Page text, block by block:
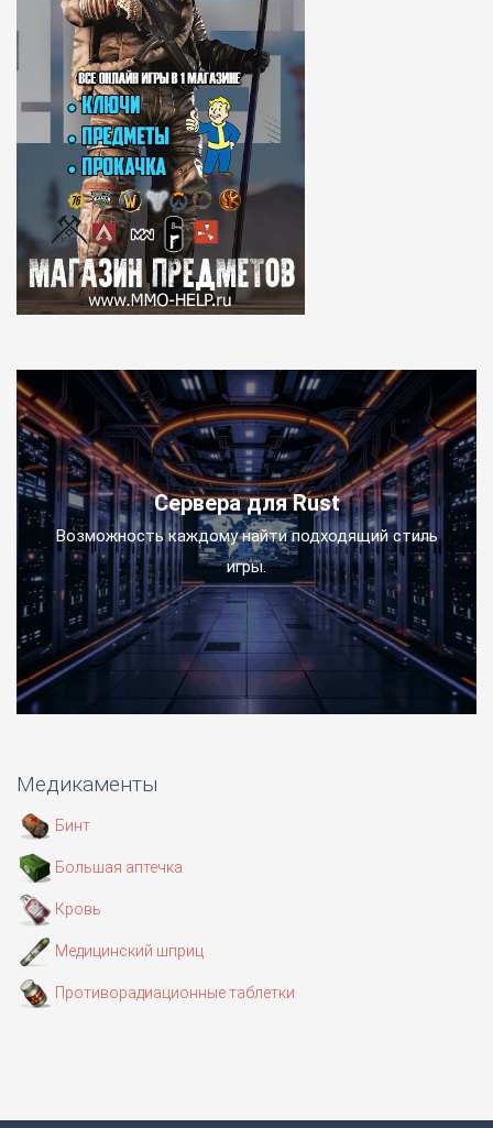
Сервера для Rust
Возможность каждому найти подходящий стиль
игры.
Медикаменты
Бинт
Большая аптечка
Кровь
Медицинский шприц
Противорадиационные таблетки